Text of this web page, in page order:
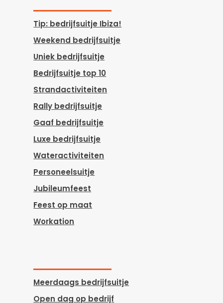
Tip: bedrijfsuitje Ibiza!
Weekend bedrijfsuitje
Uniek bedrijfsuitje
Bedrijfsuitje top 10
Strandactiviteiten
Rally bedrijfsuitje
Gaaf bedrijfsuitje
Luxe bedrijfsuitje
Wateractiviteiten
Personeelsuitje
Jubileumfeest
Feest op maat
Workation
Meerdaags bedrijfsuitje
Open dag op bedrijf